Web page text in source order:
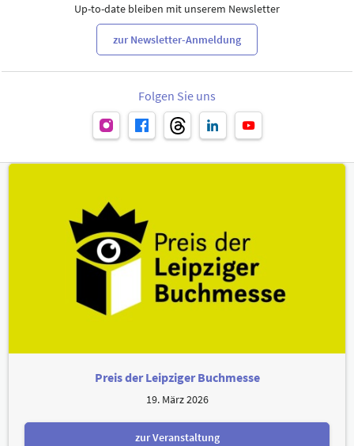
Up-to-date bleiben mit unserem Newsletter
zur Newsletter-Anmeldung
Folgen Sie uns
Preis der Leipziger Buchmesse
19. März 2026
zur Veranstaltung